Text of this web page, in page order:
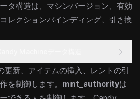
タ構造は、マシンバージョン、有効
レクションバインディング、引き換
更新、アイテムの挿入、レントの引
を制御します。 mint_authorityは